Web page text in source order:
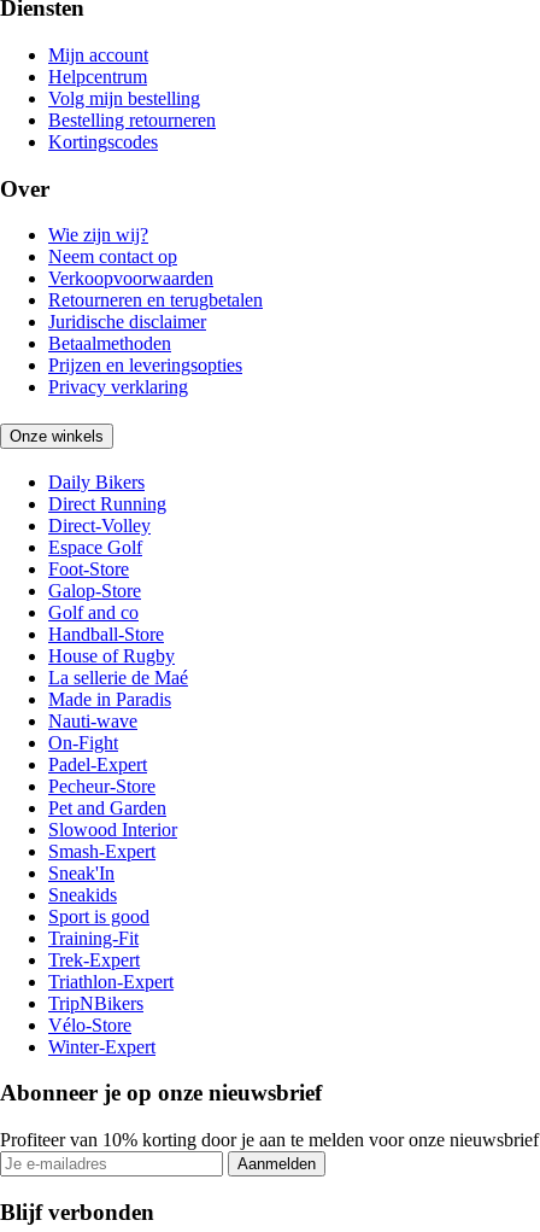
Diensten
Mijn account
Helpcentrum
Volg mijn bestelling
Bestelling retourneren
Kortingscodes
Over
Wie zijn wij?
Neem contact op
Verkoopvoorwaarden
Retourneren en terugbetalen
Juridische disclaimer
Betaalmethoden
Prijzen en leveringsopties
Privacy verklaring
Onze winkels
Daily Bikers
Direct Running
Direct-Volley
Espace Golf
Foot-Store
Galop-Store
Golf and co
Handball-Store
House of Rugby
La sellerie de Maé
Made in Paradis
Nauti-wave
On-Fight
Padel-Expert
Pecheur-Store
Pet and Garden
Slowood Interior
Smash-Expert
Sneak'In
Sneakids
Sport is good
Training-Fit
Trek-Expert
Triathlon-Expert
TripNBikers
Vélo-Store
Winter-Expert
Abonneer je op onze nieuwsbrief
Profiteer van 10% korting door je aan te melden voor onze nieuwsbrief
Aanmelden
Blijf verbonden